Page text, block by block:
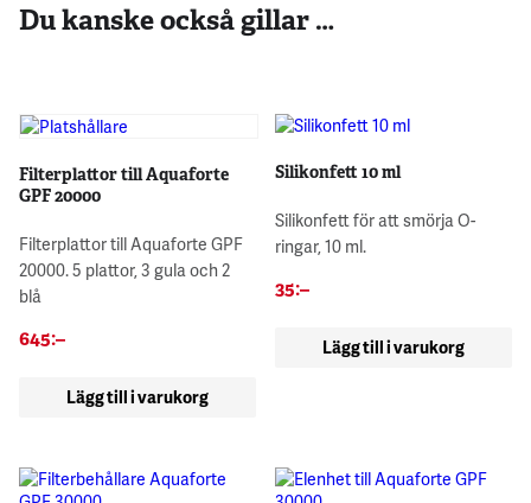
Du kanske också gillar …
Filterplattor till Aquaforte
GPF 20000
Filterplattor till Aquaforte GPF
20000. 5 plattor, 3 gula och 2
blå
645:–
Lägg till i varukorg
Silikonfett 10 ml
Silikonfett för att smörja O-
ringar, 10 ml.
35:–
Lägg till i varukorg